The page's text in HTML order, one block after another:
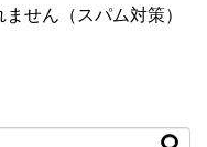
せん（スパム対策）